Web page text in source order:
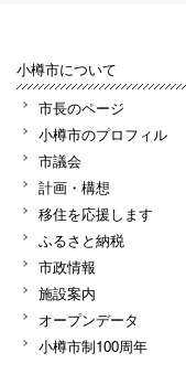
小樽市について
市長のページ
小樽市のプロフィル
市議会
計画・構想
移住を応援します
ふるさと納税
市政情報
施設案内
オープンデータ
小樽市制100周年